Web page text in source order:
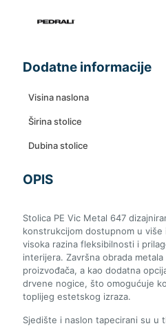
Dodatne informacije
Visina naslona
Širina stolice
Dubina stolice
OPIS
Stolica PE Vic Metal 647
konstrukcijom dostupnom u
visoka razina fleksibilnosti i
interijera. Završna obrada
proizvođača, a kao dodatna
drvene nogice, što omogućuje
toplijeg estetskog izraza.
Sjedište i naslon tapecirani su u